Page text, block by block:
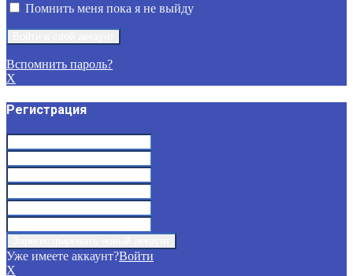
Помнить меня пока я не выйду
Вспомнить пароль?
X
Регистрация
Уже имеете аккаунт?Войти
X